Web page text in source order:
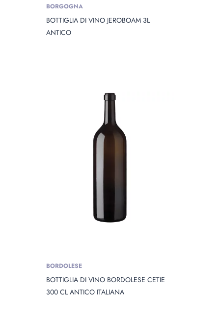
BORGOGNA
BOTTIGLIA DI VINO JEROBOAM 3L
ANTICO
BORDOLESE
BOTTIGLIA DI VINO BORDOLESE CETIE
300 CL ANTICO ITALIANA